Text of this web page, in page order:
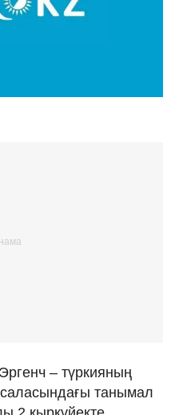
– түркияның
танымал